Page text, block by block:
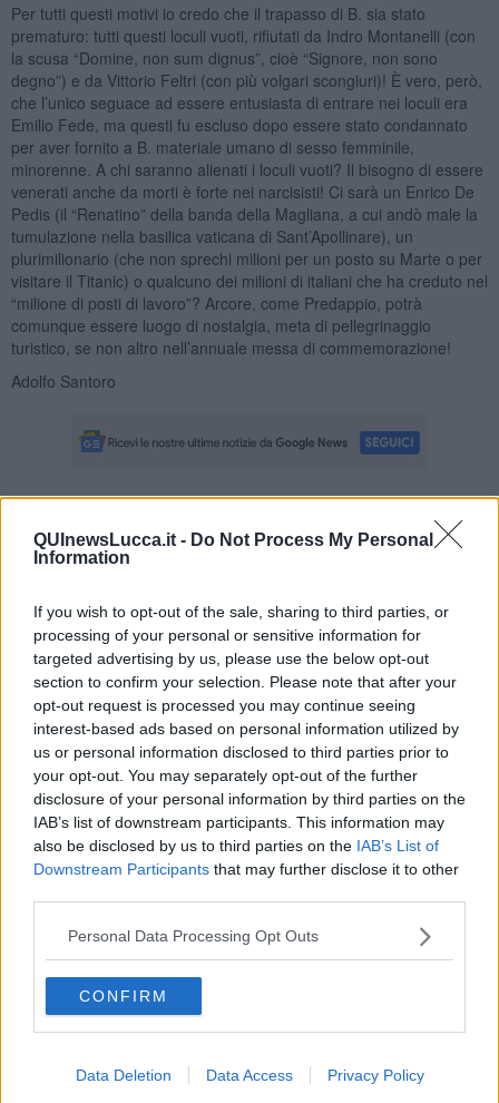
QUInewsLucca.it - Do Not Process My Personal
Information
If you wish to opt-out of the sale, sharing to third parties, or
processing of your personal or sensitive information for
targeted advertising by us, please use the below opt-out
section to confirm your selection. Please note that after your
opt-out request is processed you may continue seeing
interest-based ads based on personal information utilized by
us or personal information disclosed to third parties prior to
your opt-out. You may separately opt-out of the further
disclosure of your personal information by third parties on the
IAB’s list of downstream participants. This information may
also be disclosed by us to third parties on the IAB’s List of
Downstream Participants that may further disclose it to other
Personal Data Processing Opt Outs
CONFIRM
Data Deletion Data Access Privacy Policy
Per tutti questi motivi io credo che il trapasso di B. sia stato
prematuro: tutti questi loculi vuoti, rifiutati da Indro Montanelli (con
la scusa “Domine, non sum dignus”, cioè “Signore, non sono
degno”) e da Vittorio Feltri (con più volgari scongiuri)! È vero, però,
che l’unico seguace ad essere entusiasta di entrare nei loculi era
Emilio Fede, ma questi fu escluso dopo essere stato condannato
per aver fornito a B. materiale umano di sesso femminile,
minorenne. A chi saranno alienati i loculi vuoti? Il bisogno di essere
venerati anche da morti è forte nei narcisisti! Ci sarà un Enrico De
Pedis (il “Renatino” della banda della Magliana, a cui andò male la
tumulazione nella basilica vaticana di Sant’Apollinare), un
plurimilionario (che non sprechi milioni per un posto su Marte o per
visitare il Titanic) o qualcuno dei milioni di italiani che ha creduto nel
“milione di posti di lavoro”? Arcore, come Predappio, potrà
comunque essere luogo di nostalgia, meta di pellegrinaggio
turistico, se non altro nell’annuale messa di commemorazione!
Adolfo Santoro
Se vuoi leggere le notizie principali della Toscana iscriviti alla
Newsletter QUInews - ToscanaMedia.Arriva gratis tutti i giorni
alle 20:00 direttamente nella tua casella di posta.
Basta cliccareQUI
Ti potrebbe interessare anche:
Articoli dal Blog “Disincantato” di Adolfo Santoro
​Linee guida per organizzare il civismo della complessità
​Il ripristino della natura secondo la legge e l’impegno dei
Cittadini
Il nesso tra cambiamenti climatici e salute umana
Tutti morimmo a stento (3)
Tutti morimmo a stento (2)
​Tutti morimmo a stento (1)
IL CORRIDOIO BLU il resoconto del convegno
​Il cronoprogramma ottimale verso il full electric sui traghetti
​I costi dell’adeguamento al cold ironing
Alcune domande da esordiente agli esperti che decidono le
sorti dell’Elba
Verso il full electric a gestione pubblica dei traghetti​
Trump e le sue guerre contro i deboli e contro la terra